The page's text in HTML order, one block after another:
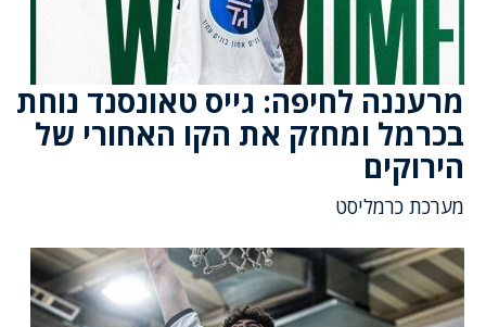
מרעננה לחיפה: גייס טאונסנד נוחת
בכרמל ומחזק את הקו האחורי של
הירוקים
מערכת כרמליסט